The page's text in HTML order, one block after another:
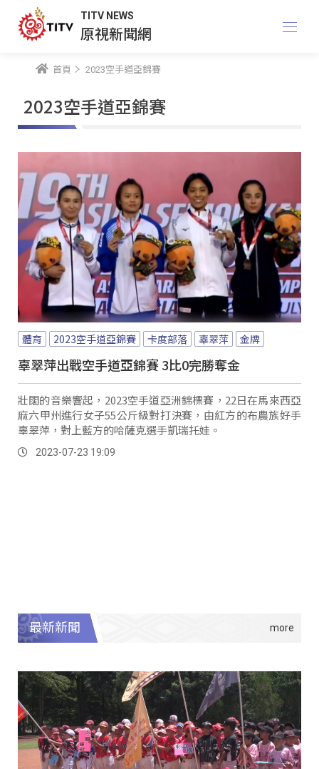
TITV NEWS
原視新聞網
首頁 2023空手道亞錦賽
2023空手道亞錦賽
體育 2023空手道亞錦賽 卡度部落 辜翠萍 金牌
辜翠萍出戰空手道亞錦賽 3比0完勝奪金
壯闊的音樂響起，2023空手道亞洲錦標賽，22日在馬來西亞
麻六甲州進行女子55公斤級對打決賽，由紅方的布農族好手
辜翠萍，對上藍方的哈薩克選手凱瑞托娃。
2023-07-23 19:09
最新新聞